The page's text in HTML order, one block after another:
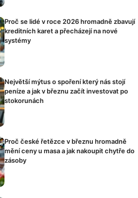
Proč se lidé v roce 2026 hromadně zbavují
kreditních karet a přecházejí na nové
systémy
Největší mýtus o spoření který nás stojí
peníze a jak v březnu začít investovat po
stokorunách
Proč české řetězce v březnu hromadně
mění ceny u masa a jak nakoupit chytře do
zásoby